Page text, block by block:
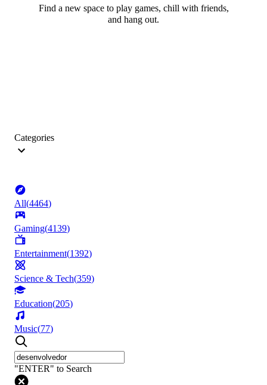
Find a new space to play games, chill with friends,
and hang out.
Categories
All(4464)
Gaming(4139)
Entertainment(1392)
Science & Tech(359)
Education(205)
Music(77)
"ENTER" to Search